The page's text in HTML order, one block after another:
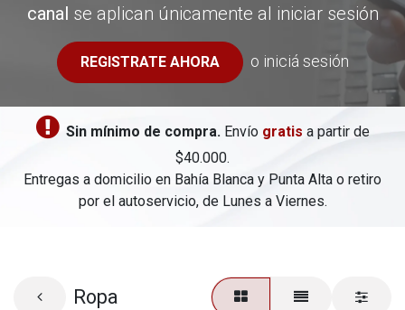
canal se aplican únicamente al iniciar sesión
REGISTRATE AHORA o iniciá sesión
​ Sin mínimo de compra. Envío gratis a partir de
$40.000.
Entregas a domicilio en Bahía Blanca y Punta Alta o retiro
por el autoservicio, de Lunes a Viernes.
Ropa